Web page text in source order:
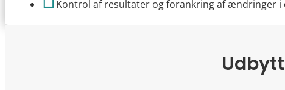
Kontrol af resultater og forankring af ændringer i